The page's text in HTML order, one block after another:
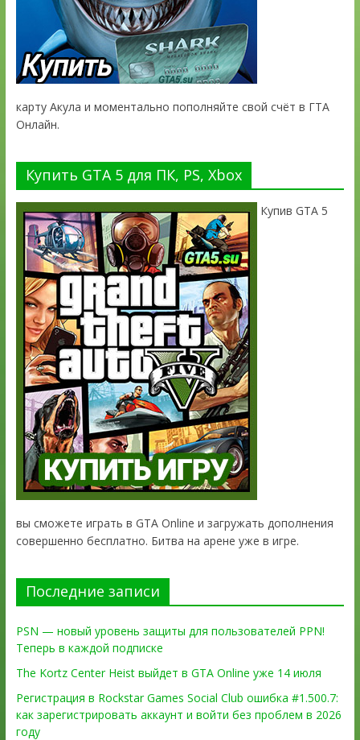
карту Акула и моментально пополняйте свой счёт в ГТА
Онлайн.
Купить GTA 5 для ПК, PS, Xbox
Купив GTA 5
вы сможете играть в GTA Online и загружать дополнения
совершенно бесплатно. Битва на арене уже в игре.
Последние записи
PSN — новый уровень защиты для пользователей PPN!
Теперь в каждой подписке
The Kortz Center Heist выйдет в GTA Online уже 14 июля
Регистрация в Rockstar Games Social Club ошибка #1.500.7:
как зарегистрировать аккаунт и войти без проблем в 2026
году